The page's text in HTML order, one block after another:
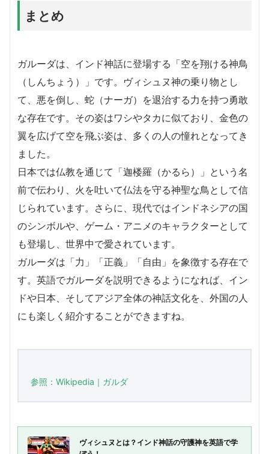
まとめ
ガルーダは、インド神話に登場する「空を翔ける神鳥
（しんちょう）」です。ヴィシュヌ神の乗り物とし
て、悪を倒し、蛇（ナーガ）を退治する力を持つ勇敢
な存在です。その姿はワシやタカに似ており、金色の
翼を広げて空を飛ぶ姿は、多くの人の憧れとなってき
ました。
日本では仏教を通じて「迦楼羅（かるら）」という名
前で伝わり、火を吐いて仏法を守る神聖な鳥として信
じられています。さらに、現代ではインドネシアの国
のシンボルや、ゲーム・アニメのキャラクターとして
も登場し、世界中で愛されています。
ガルーダは「力」「正義」「自由」を象徴する存在で
す。英語でガルーダを説明できるようになれば、イン
ドや日本、そしてアジア全体の神話文化を、外国の人
にも楽しく紹介することができますね。
参照：Wikipedia｜ガルダ
ヴィシュヌとは？インド神話の守護神を英語で学